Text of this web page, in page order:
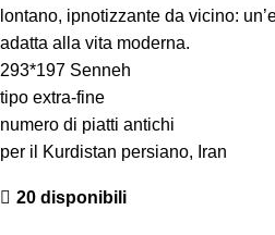
lontano, ipnotizzante da vicino:
adatta alla vita moderna.
293*197 Senneh
tipo extra-fine
numero di piatti antichi
per il Kurdistan persiano, Iran
20 disponibili